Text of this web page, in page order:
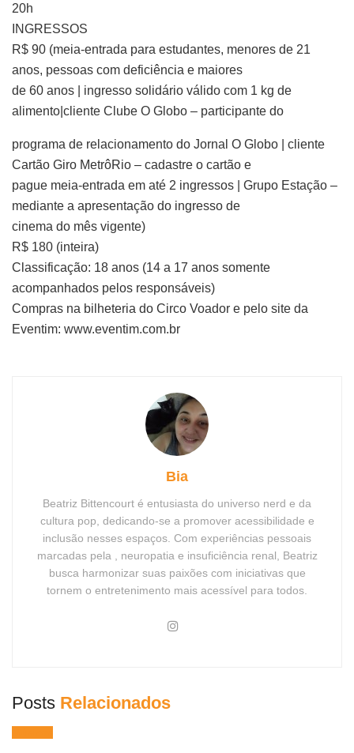
20h
INGRESSOS
R$ 90 (meia-entrada para estudantes, menores de 21
anos, pessoas com deficiência e maiores
de 60 anos | ingresso solidário válido com 1 kg de
alimento|cliente Clube O Globo – participante do
programa de relacionamento do Jornal O Globo | cliente
Cartão Giro MetrôRio – cadastre o cartão e
pague meia-entrada em até 2 ingressos | Grupo Estação –
mediante a apresentação do ingresso de
cinema do mês vigente)
R$ 180 (inteira)
Classificação: 18 anos (14 a 17 anos somente
acompanhados pelos responsáveis)
Compras na bilheteria do Circo Voador e pelo site da
Eventim: www.eventim.com.br
Bia
Beatriz Bittencourt é entusiasta do universo nerd e da
cultura pop, dedicando-se a promover acessibilidade e
inclusão nesses espaços. Com experiências pessoais
marcadas pela , neuropatia e insuficiência renal, Beatriz
busca harmonizar suas paixões com iniciativas que
tornem o entretenimento mais acessível para todos.
Posts Relacionados